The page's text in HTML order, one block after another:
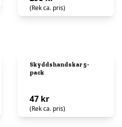
(Rek ca. pris)
Skyddshandskar 5-
pack
47 kr
(Rek ca. pris)